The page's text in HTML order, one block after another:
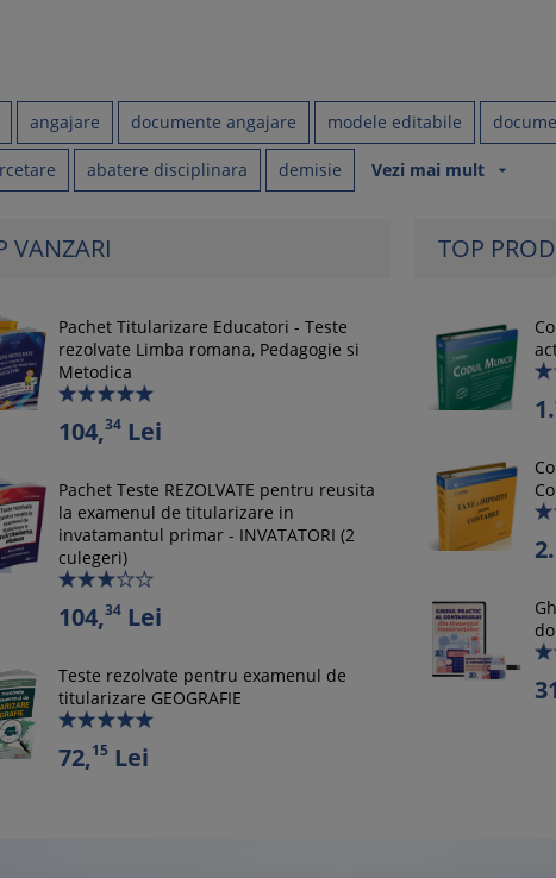
angajare documente angajare modele editabile
abatere disciplinara demisie Vezi mai mult arrow_drop_down
VANZARI
Pachet Titularizare Educatori - Teste
rezolvate Limba romana, Pedagogie si
Metodica
104,34Lei
Pachet Teste REZOLVATE pentru reusita
la examenul de titularizare in
invatamantul primar - INVATATORI (2
culegeri)
104,34Lei
Teste rezolvate pentru examenul de
titularizare GEOGRAFIE
72,15Lei
TOP